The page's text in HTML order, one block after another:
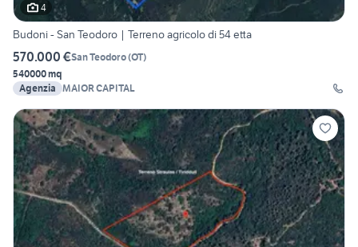
4
Budoni - San Teodoro | Terreno agricolo di 54 etta
570.000 €San Teodoro(OT)
540000 mq
Agenzia MAIOR CAPITAL